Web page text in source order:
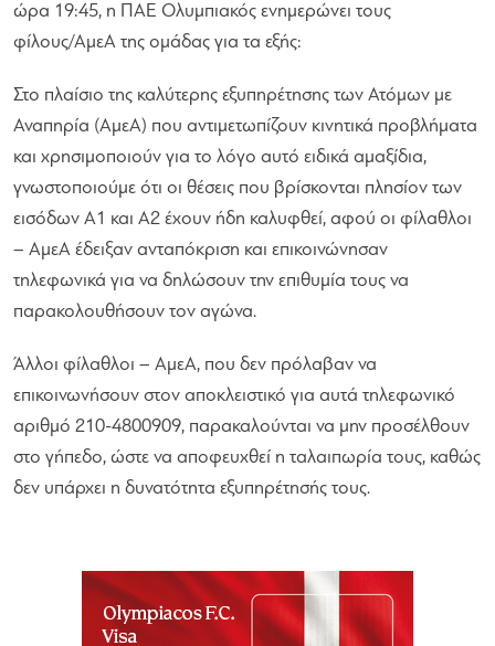
ώρα 19:45, η ΠΑΕ Ολυμπιακός ενημερώνει τους
φίλους/AμεA της ομάδας για τα εξής:
Στο πλαίσιο της καλύτερης εξυπηρέτησης των Ατόμων με
Αναπηρία (ΑμεΑ) που αντιμετωπίζουν κινητικά προβλήματα
και χρησιμοποιούν για το λόγο αυτό ειδικά αμαξίδια,
γνωστοποιούμε ότι οι θέσεις που βρίσκονται πλησίον των
εισόδων Α1 και Α2 έχουν ήδη καλυφθεί, αφού οι φίλαθλοι
– ΑμεΑ έδειξαν ανταπόκριση και επικοινώνησαν
τηλεφωνικά για να δηλώσουν την επιθυμία τους να
παρακολουθήσουν τον αγώνα.
Άλλοι φίλαθλοι – ΑμεΑ, που δεν πρόλαβαν να
επικοινωνήσουν στον αποκλειστικό για αυτά τηλεφωνικό
αριθμό 210-4800909, παρακαλούνται να μην προσέλθουν
στο γήπεδο, ώστε να αποφευχθεί η ταλαιπωρία τους, καθώς
δεν υπάρχει η δυνατότητα εξυπηρέτησής τους.